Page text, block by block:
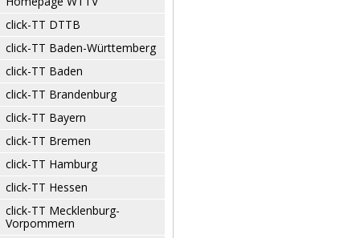
click-TT DTTB
click-TT Baden-Württemberg
click-TT Baden
click-TT Brandenburg
click-TT Bayern
click-TT Bremen
click-TT Hamburg
click-TT Hessen
click-TT Mecklenburg-
Vorpommern